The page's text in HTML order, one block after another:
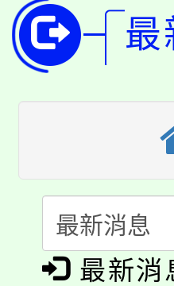
代理(課)
公告本
代理(課)
轉知中
《
程，歡
心理、
系所師生
轉知苗
縣市「
門員」
踴躍報名
桃園市
要點
「桃園
展演活動
115年度
義教育
公告本
最
最新消